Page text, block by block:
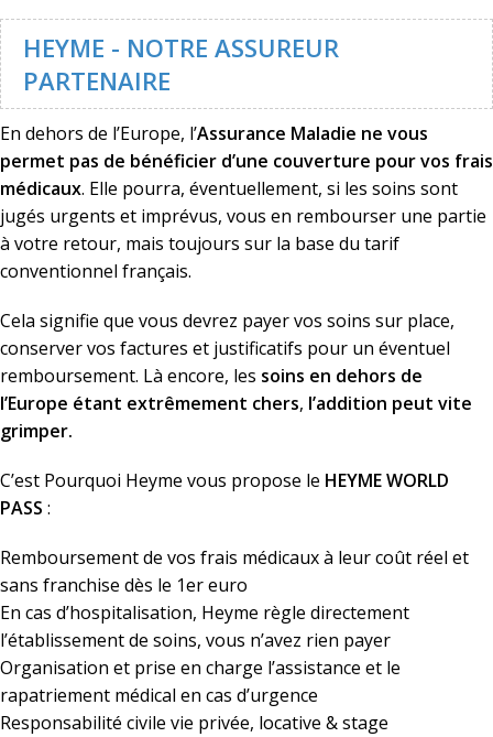
HEYME - NOTRE ASSUREUR
PARTENAIRE
En dehors de l’Europe, l’Assurance Maladie ne vous
permet pas de bénéficier d’une couverture pour vos frais
médicaux. Elle pourra, éventuellement, si les soins sont
jugés urgents et imprévus, vous en rembourser une partie
à votre retour, mais toujours sur la base du tarif
conventionnel français.
Cela signifie que vous devrez payer vos soins sur place,
conserver vos factures et justificatifs pour un éventuel
remboursement. Là encore, les soins en dehors de
l’Europe étant extrêmement chers, l’addition peut vite
grimper.
C’est Pourquoi Heyme vous propose le HEYME WORLD
PASS :
Remboursement de vos frais médicaux à leur coût réel et
sans franchise dès le 1er euro
En cas d’hospitalisation, Heyme règle directement
l’établissement de soins, vous n’avez rien payer
Organisation et prise en charge l’assistance et le
rapatriement médical en cas d’urgence
Responsabilité civile vie privée, locative & stage